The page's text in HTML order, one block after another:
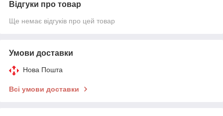
Відгуки про товар
Ще немає відгуків про цей товар
Умови доставки
Нова Пошта
Всі умови доставки